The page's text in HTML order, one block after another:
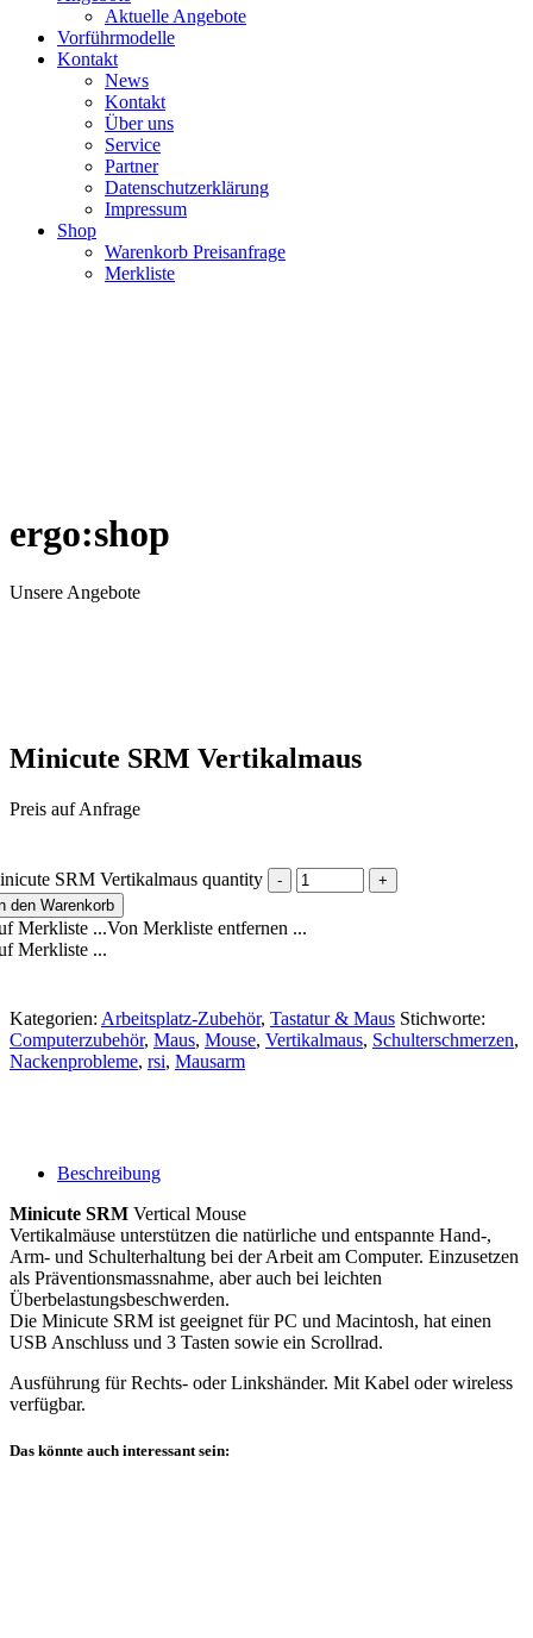
Aktuelle Angebote
Vorführmodelle
Kontakt
News
Kontakt
Über uns
Service
Partner
Datenschutzerklärung
Impressum
Shop
Warenkorb Preisanfrage
Merkliste
ergo:shop
Unsere Angebote
Minicute SRM Vertikalmaus
Preis auf Anfrage
SRM Vertikalmaus quantity
den Warenkorb
Merkliste ...Von Merkliste entfernen ...
Merkliste ...
Kategorien: Arbeitsplatz-Zubehör, Tastatur & Maus Stichworte:
Computerzubehör, Maus, Mouse, Vertikalmaus, Schulterschmerzen,
Nackenprobleme, rsi, Mausarm
Beschreibung
Minicute SRM Vertical Mouse
Vertikalmäuse unterstützen die natürliche und entspannte Hand-,
Arm- und Schulterhaltung bei der Arbeit am Computer. Einzusetzen
als Präventionsmassnahme, aber auch bei leichten
Überbelastungsbeschwerden.
Die Minicute SRM ist geeignet für PC und Macintosh, hat einen
USB Anschluss und 3 Tasten sowie ein Scrollrad.
Ausführung für Rechts- oder Linkshänder. Mit Kabel oder wireless
verfügbar.
Das könnte auch interessant sein: